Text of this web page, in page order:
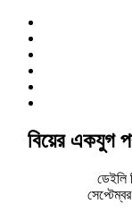
বিয়ের একযুগ
ডেইলি